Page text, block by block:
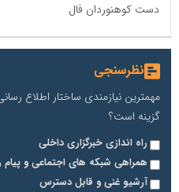
دست کوهنوردان فال
نظرسنجی
مهمترین نیازمندی ساختار اطلاع
گزینه است؟
راه اندازی خبرگزاری داخلی
همراهی شبکه های اجتماعی و پیام
آرشیو غنی و قابل دسترس